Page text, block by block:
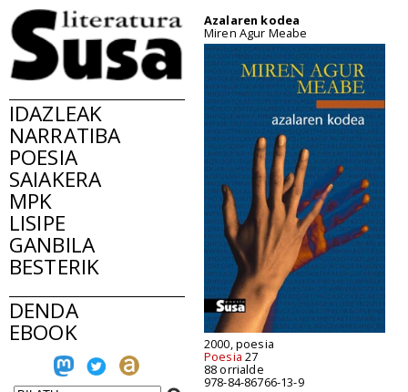
IDAZLEAK
NARRATIBA
POESIA
SAIAKERA
MPK
LISIPE
GANBILA
BESTERIK
DENDA
EBOOK
Azalaren kodea
Miren Agur Meabe
2000, poesia
Poesia 27
88 orrialde
978-84-86766-13-9